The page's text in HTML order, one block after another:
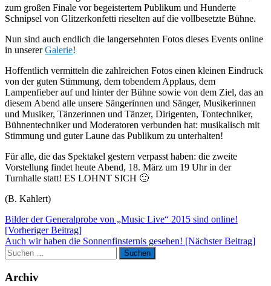
zum großen Finale vor begeistertem Publikum und Hunderte
Schnipsel von Glitzerkonfetti rieselten auf die vollbesetzte Bühne.
Nun sind auch endlich die langersehnten Fotos dieses Events online
in unsererGalerie!
Hoffentlich vermitteln die zahlreichen Fotos einen kleinen Eindruck
von der guten Stimmung, dem tobendem Applaus, dem
Lampenfieber auf und hinter der Bühne sowie von dem Ziel, das an
diesem Abend alle unsere Sängerinnen und Sänger, Musikerinnen
und Musiker, Tänzerinnen und Tänzer, Dirigenten, Tontechniker,
Bühnentechniker und Moderatoren verbunden hat: musikalisch mit
Stimmung und guter Laune das Publikum zu unterhalten!
Für alle, die das Spektakel gestern verpasst haben: die zweite
Vorstellung findet heute Abend, 18. März um 19 Uhr in der
Turnhalle statt! ES LOHNT SICH 🙂
(B. Kahlert)
Beitragsnavigation
Bilder der Generalprobe von „Music Live“ 2015 sind online!
[Vorheriger Beitrag]
Auch wir haben die Sonnenfinsternis gesehen! [Nächster Beitrag]
Suchen
nach:
Suchen
Archiv